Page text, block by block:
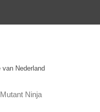
Nederland
Ninja